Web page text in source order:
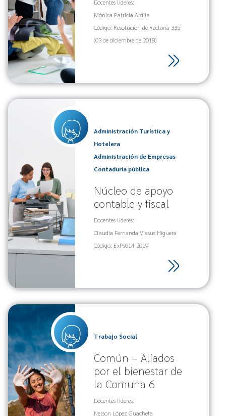
Docentes lideres:
Mónica Patricia Ardila
Código: Resolución de Rectoria 335
(03 de diciembre de 2018)
Administración Turística y
Hotelera
Administración de Empresas
Contaduría pública
Núcleo de apoyo
contable y fiscal
Docentes lideres:
Claudia Fernanda Viasus Higuera
Código: ExPs014-2019
Trabajo Social
Común – Aliados
por el bienestar de
la Comuna 6
Docentes lideres:
Nelson López Guacheta